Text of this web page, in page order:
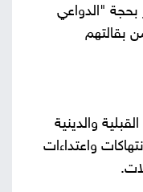
بحجة "الدواعي
بقالتهم
والدينية
واعتداءات